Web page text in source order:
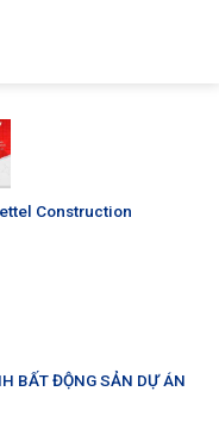
Construction
BẤT ĐỘNG SẢN DỰ ÁN